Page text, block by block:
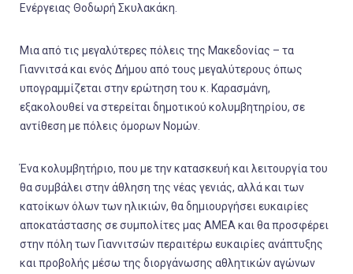
Ενέργειας Θοδωρή Σκυλακάκη.
Μια από τις μεγαλύτερες πόλεις της Μακεδονίας – τα
Γιαννιτσά και ενός Δήμου από τους μεγαλύτερους όπως
υπογραμμίζεται στην ερώτηση του κ. Καρασμάνη,
εξακολουθεί να στερείται δημοτικού κολυμβητηρίου, σε
αντίθεση με πόλεις όμορων Νομών.
Ένα κολυμβητήριο, που με την κατασκευή και λειτουργία του
θα συμβάλει στην άθληση της νέας γενιάς, αλλά και των
κατοίκων όλων των ηλικιών, θα δημιουργήσει ευκαιρίες
αποκατάστασης σε συμπολίτες μας ΑΜΕΑ και θα προσφέρει
στην πόλη των Γιαννιτσών περαιτέρω ευκαιρίες ανάπτυξης
και προβολής μέσω της διοργάνωσης αθλητικών αγώνων